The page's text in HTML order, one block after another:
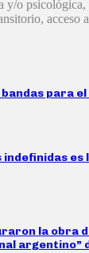
y/o psicológica,
acceso
para el
indefinidas
la obra
argentino”